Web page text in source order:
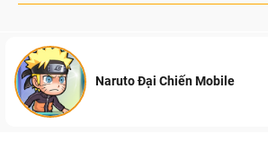
Naruto Đại Chiến Mobile